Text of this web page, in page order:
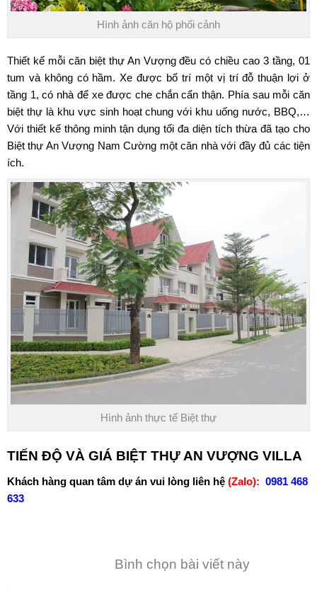
Hình ảnh căn hộ phối cảnh
Thiết kế mỗi căn biệt thự An Vượngđều có chiều cao 3 tầng, 01
tum và không có hầm. Xe được bố trí một vị trí đỗ thuận lợi ở
tầng 1, có nhà để xe được che chắn cẩn thận. Phía sau mỗi căn
biệt thự là khu vực sinh hoạt chung với khu uống nước, BBQ,…
Với thiết kế thông minh tận dụng tối đa diện tích thừa đã tạo cho
Biệt thự An Vượng Nam Cường một căn nhà với đầy đủ các tiện
ích.
Hình ảnh thực tế Biệt thự
TIẾN ĐỘ VÀ GIÁ BIỆT THỰ AN VƯỢNG VILLA
Khách hàng quan tâm dự án vui lòng liên hệ (Zalo): 0981 468
633
Bình chọn bài viết này